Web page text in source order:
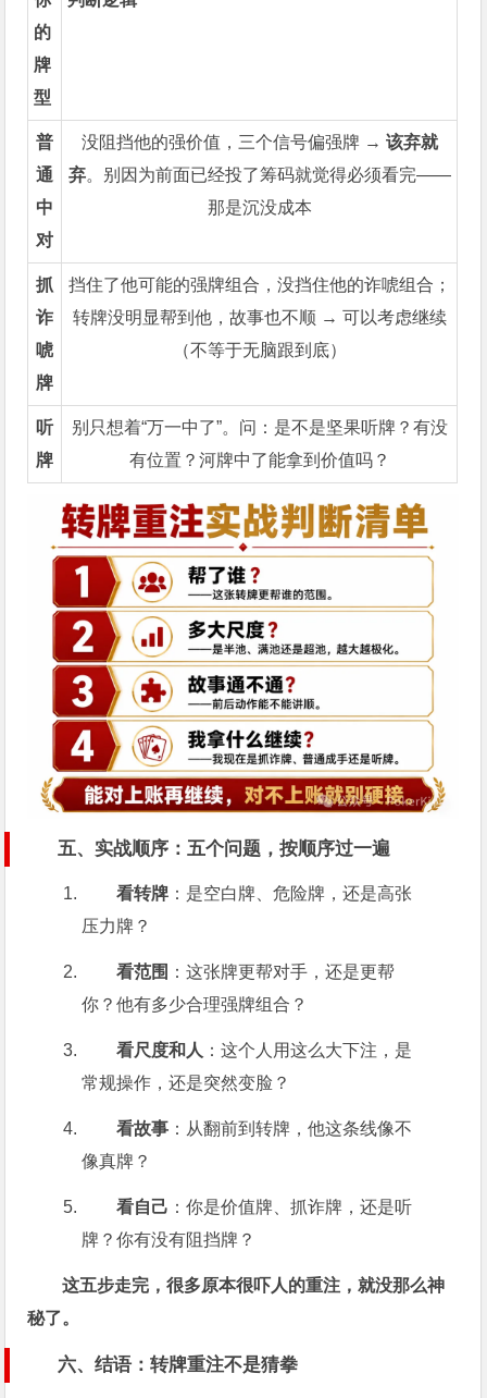
的
牌
型
普
通
中
对
没阻挡他的强价值，三个信号偏强牌 → 该弃就
弃。别因为前面已经投了筹码就觉得必须看完——
那是沉没成本
抓
诈
唬
牌
挡住了他可能的强牌组合，没挡住他的诈唬组合；
转牌没明显帮到他，故事也不顺 → 可以考虑继续
（不等于无脑跟到底）
听
牌
别只想着“万一中了”。问：是不是坚果听牌？有没
有位置？河牌中了能拿到价值吗？
五、实战顺序：五个问题，按顺序过一遍
看转牌 ：是空白牌、危险牌，还是高张
压力牌？
看范围 ：这张牌更帮对手，还是更帮
你？他有多少合理强牌组合？
看尺度和人 ：这个人用这么大下注，是
常规操作，还是突然变脸？
看故事 ：从翻前到转牌，他这条线像不
像真牌？
看自己 ：你是价值牌、抓诈牌，还是听
牌？你有没有阻挡牌？
这五步走完，很多原本很吓人的重注，就没那么神
秘了。
六、结语：转牌重注不是猜拳